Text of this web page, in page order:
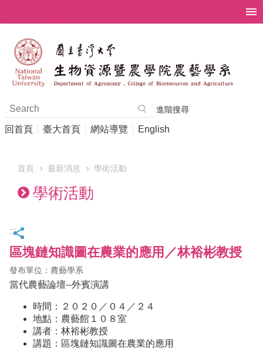
進階搜尋
回首頁 臺大首頁 網站導覽 English
首頁 最新消息 學術活動
學術活動
:::
區塊鏈知識圖在農業的應用／林裕彬教授
發布單位：農藝學系
當代農藝論壇--外賓演講
時間：２０２０／０４／２４
地點：農藝館１０８室
講者：林裕彬教授
講題：區塊鏈知識圖在農業的應用